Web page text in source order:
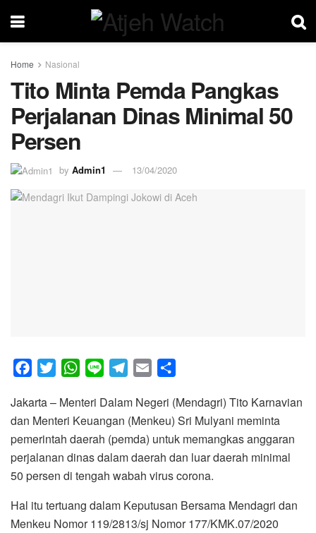
Home Nasional
Tito Minta Pemda Pangkas
Perjalanan Dinas Minimal 50
Persen
by Admin1 13/04/2020
c
e
b
o
o
i
t
t
e
r
W
a
t
s
A
p
n
e
l
e
g
r
a
a
i
l
a
r
e
Jakarta – Menteri Dalam Negeri (Mendagri) Tito Karnavian
dan Menteri Keuangan (Menkeu) Sri Mulyani meminta
pemerintah daerah (pemda) untuk memangkas anggaran
perjalanan dinas dalam daerah dan luar daerah minimal
50 persen di tengah wabah virus corona.
Hal itu tertuang dalam Keputusan Bersama Mendagri dan
Menkeu Nomor 119/2813/sj Nomor 177/KMK.07/2020